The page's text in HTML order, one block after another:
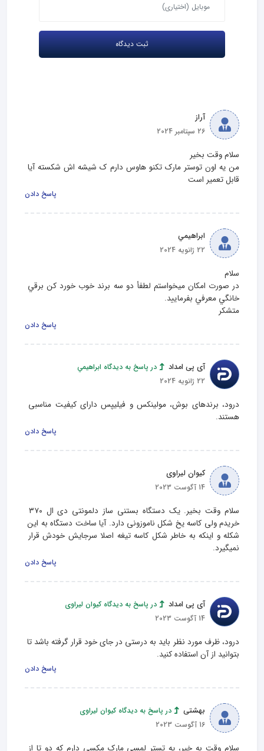
آراز
26 سپتامبر 2024
من یه اون توستر مارک تکنو هاوس دارم ک شیشه اش شکسته آیا
قابل تعمیر است
پاسخ دادن
ابراهيمي
22 ژانویه 2024
در صورت امكان ميخواستم لطفأ دو سه برند خوب خورد كن برقي
متشكر
پاسخ دادن
آی پی امداد
در پاسخ به دیدگاه ابراهيمي
22 ژانویه 2024
درود، برندهای بوش، مولینکس و فیلیپس دارای کیفیت مناسبی
هستند.
پاسخ دادن
کیوان لیراوی
14 آگوست 2023
خریدم ولی کاسه یخ شکل ناموزونی دارد. آیا ساخت دستگاه به این
شکله و اینکه به خاطر شکل کاسه تیغه اصلا سرجایش خودش قرار
نمیگیرد.
پاسخ دادن
آی پی امداد
در پاسخ به دیدگاه کیوان لیراوی
14 آگوست 2023
درود، ظرف مورد نظر باید به درستی در جای خود قرار گرفته باشد تا
بتوانید از آن استفاده کنید.
پاسخ دادن
بهشتی
در پاسخ به دیدگاه کیوان لیراوی
16 آگوست 2023
سلام وقت به خیر، یه تستر لمسی مارک مکسی دارم که دو تا از